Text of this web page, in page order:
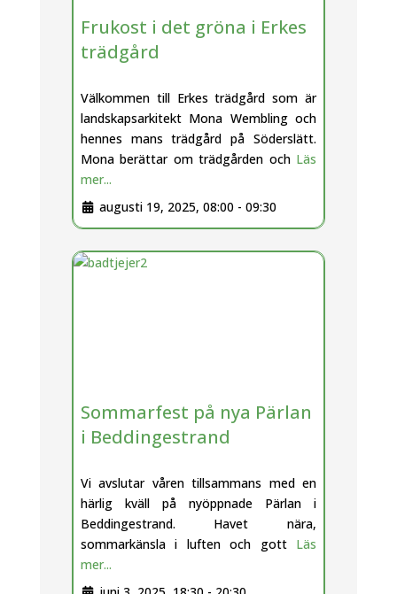
Frukost i det gröna i Erkes
trädgård
Välkommen till Erkes trädgård som är
landskapsarkitekt Mona Wembling och
hennes mans trädgård på Söderslätt.
Mona berättar om trädgården och Läs
mer...
augusti 19, 2025, 08:00 - 09:30
Sommarfest på nya Pärlan
i Beddingestrand
Vi avslutar våren tillsammans med en
härlig kväll på nyöppnade Pärlan i
Beddingestrand. Havet nära,
sommarkänsla i luften och gott Läs
mer...